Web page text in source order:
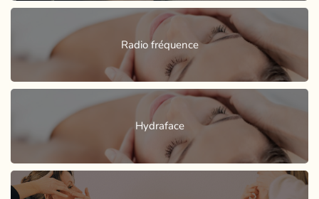
Radio fréquence
Hydraface